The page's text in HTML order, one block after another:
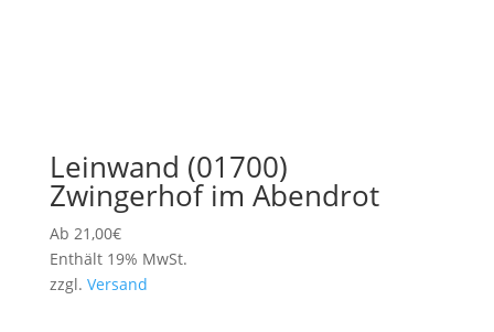
Leinwand (01700)
Zwingerhof im Abendrot
Ab 21,00€
Enthält 19% MwSt.
zzgl. Versand